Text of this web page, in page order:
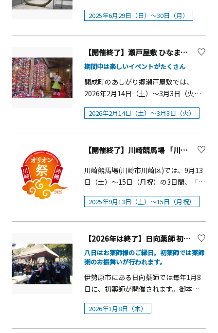
には20店舗が出店し、バラエティ豊か
なグルメを提供予定です。中でも注目
はクリスマスマーケットの歴史が長い
ドイツ・フランクフルトの「フランク
フルター・シュニッツェル」や、ハー
ト型のチュロス、冷えた体を温めて器
まで美味しく食べられるバケットボウ
ルのビーフシチューなど、クリスマス
ます。また、店舗ごとに個性あふれる
Area&nbsp;「Goods Area（グッズエ
ームやキャンドルホルダー、クリスマ
スリースなどの雑貨に加え、「ムーミ
ン」とのコラボレーションによる本イ
ベント限定デザイン「Moominvalley's
Winter Rose」シリーズのオリジナルグ
ッズ、「Happy holidays!」を意味する
ドイツ語「Frohes Fest!」をデザイン
に採用したBALLPARK Xmas公式グッ
ズも販売予定です。 ＜「Frohes
Fest!」をテーマにしたBALLPARK
Xmas公式グッズが登場＞「BALLPARK
Xmas YOKOHAMA KANNAI 2025」の後
援パートナーでもあり、クリスマスマ
ーケット発祥の地であるドイツ・フラ
場）では、約3000㎡に約10万本のひま
しむことができます。 相模川沿いの
「川とのふれあい公園」（サブ会場）
では、花壇に咲く約3万本のひまわりと
冠雪の富士という珍しい風景を眺める
ことが出来ます。&nbsp;地場野菜やお
土産等の販売もある「さむかわ冬のひ
&nbsp; ボランティアさんとともに丹精
込めて育てられ「冬のひまわり」を是
かわ冬のひまわり」―&nbsp;■見頃：
11月中旬頃～11月下旬&nbsp;■会場さ
むかわひまわり畑（寒川町宮山3922-
5）※イベント開催時以外は入場不可
festival― ※有料 ※開花状況等により
変更・中止の場合あり&nbsp;【第1
弾】■開催日：2025年11月15日
（土）、16日（日）、17日（月） ■時
間：10：00～14：00 &nbsp;【第2弾
（土）、23日（日・祝）、24日（月・
のおおはらえ）」が各神社で執り行わ
れます。​参列者は「茅の輪（ちの
神宮、大山阿夫利神社下社、三之宮
比々多神社で神事が行われます。夏の
訪れを告げるこの神事は、大切な節目
であり、​どなたでも参加可能ですので、
にぜひご参列ください。【開催日時】
（月）14:00開始（神奈川県伊勢原市大
山12）三之宮比々多神社 ：2025年6
原市三ノ宮1472）伊勢原大神宮
：2025年6月29日（日）16:00開始
&nbsp;&nbsp;(神奈川県伊勢原市伊勢
原3-8-1) &nbsp;
2025年6月29日（日）～30日（月）
【開催終了】瀬戸屋敷 ひなまつり【開成町】
期間中は楽しいイベントがたくさん
開成町のあしがり郷瀬戸屋敷では、
2026年2月14日（土）～3月3日（火）
に、「瀬戸屋敷ひなまつり」を開催し
ます。築300年の大きな茅葺き屋根の古
内を彩ります。高さ2.4mの大つるし雛
も満載です。開催概要■開催期間：
2026年2月14日（土）～3月3日（火）
■時間：10：00～17：00（最終入園
16：00）■入園料：大人600円（中学
生以下無料）※団体割、障がい者割あ
り【瀬戸屋敷について】開成町北部、
金井島に所在し、江戸時代旧金井島の
名主を代々つとめた瀬戸家が、家屋を
す。釜戸や囲炉裏を使った体験も可能
です。また、敷地内には発酵をテーマ
としたカフェや、地場野菜の販売所、
地元の特産品を使ったソフトクリーム
販売所が併設されています。
2026年2月14日（土）～3月3日（火）
【開催終了】川崎競馬場 「川崎・沖縄オリオン祭2025」
川崎競馬場(川崎市川崎区)では、9月13
日（土）～15日（月祝）の3日間、「川
崎・沖縄オリオン祭2025」が開催され
ます。沖縄の伝統芸能やグルメ、物産
馬組合と共催し、ポニーとのふれあい
や、川崎競馬公式YouTubeチャンネル
『スパーキングトークライブ』のメン
バーによる生トークショーなども開催
します。競馬場の雰囲気を味わいなが
楽しみいただけます。 さらに13日
2025年9月13日（土）～15日（月祝）
【2026年は終了】日向薬師 初薬師【伊勢原市】
八日はお薬師様のご縁日。初薬師では薬師
粥のお振舞いが行われます。
伊勢原市にある日向薬師では毎年1月8
日に、初薬師が開催されます。御本尊
のご開帳とともに、ご参拝の皆様の一
年間の無病息災と身体健全をご祈念し
2026年1月8日（木）